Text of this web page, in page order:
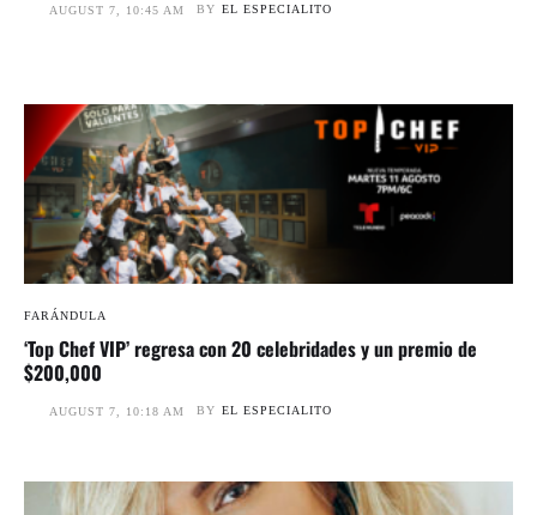
AUGUST 7, 10:45 AM BY EL ESPECIALITO
FARÁNDULA
‘Top Chef VIP’ regresa con 20 celebridades y un premio de
$200,000
AUGUST 7, 10:18 AM BY EL ESPECIALITO